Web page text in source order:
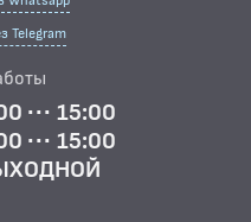
Telegram
··· 15:00
··· 15:00